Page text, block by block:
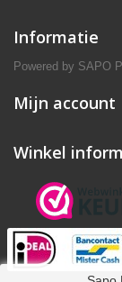
Informatie
Powered by SAPO
Mijn account
Winkel